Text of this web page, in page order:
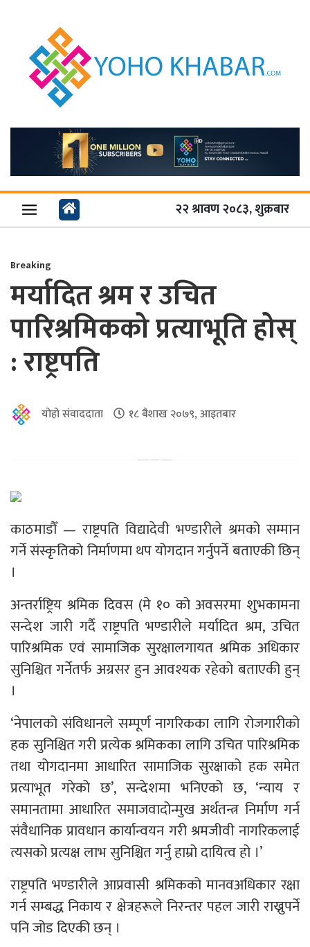
२२ श्रावण २०८३, शुक्रबार
Breaking
मर्यादित श्रम र उचित
पारिश्रमिकको प्रत्याभूति होस्
: राष्ट्रपति
योहो संवाददाता १८ बैशाख २०७९, आइतबार
काठमाडौँ — राष्ट्रपति विद्यादेवी भण्डारीले श्रमको सम्मान
गर्ने संस्कृतिको निर्माणमा थप योगदान गर्नुपर्ने बताएकी छिन्
।
अन्तर्राष्ट्रिय श्रमिक दिवस (मे १० को अवसरमा शुभकामना
सन्देश जारी गर्दै राष्ट्रपति भण्डारीले मर्यादित श्रम, उचित
पारिश्रमिक एवं सामाजिक सुरक्षालगायत श्रमिक अधिकार
सुनिश्चित गर्नेतर्फ अग्रसर हुन आवश्यक रहेको बताएकी हुन्
।
‘नेपालको संविधानले सम्पूर्ण नागरिकका लागि रोजगारीको
हक सुनिश्चित गरी प्रत्येक श्रमिकका लागि उचित पारिश्रमिक
तथा योगदानमा आधारित सामाजिक सुरक्षाको हक समेत
प्रत्याभूत गरेको छ’, सन्देशमा भनिएको छ, ‘न्याय र
समानतामा आधारित समाजवादोन्मुख अर्थतन्त्र निर्माण गर्न
संवैधानिक प्रावधान कार्यान्वयन गरी श्रमजीवी नागरिकलाई
त्यसको प्रत्यक्ष लाभ सुनिश्चित गर्नु हाम्रो दायित्व हो ।’
राष्ट्रपति भण्डारीले आप्रवासी श्रमिकको मानवअधिकार रक्षा
गर्न सम्बद्ध निकाय र क्षेत्रहरूले निरन्तर पहल जारी राख्नुपर्ने
पनि जोड दिएकी छन् ।